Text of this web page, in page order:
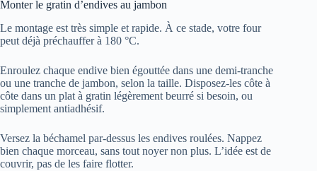
Monter le gratin d’endives au jambon
Le montage est très simple et rapide. À ce stade, votre four
peut déjà préchauffer à 180 °C.
Enroulez chaque endive bien égouttée dans une demi-tranche
ou une tranche de jambon, selon la taille. Disposez-les côte à
côte dans un plat à gratin légèrement beurré si besoin, ou
simplement antiadhésif.
Versez la béchamel par-dessus les endives roulées. Nappez
bien chaque morceau, sans tout noyer non plus. L’idée est de
couvrir, pas de les faire flotter.